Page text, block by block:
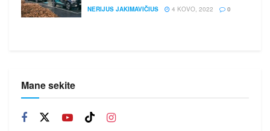
NERIJUS JAKIMAVIČIUS 4 KOVO, 2022 0
Mane sekite